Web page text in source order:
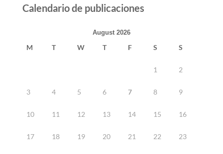
Calendario de publicaciones
August 2026
M T W T F S S
1 2
3 4 5 6 7 8 9
10 11 12 13 14 15 16
17 18 19 20 21 22 23